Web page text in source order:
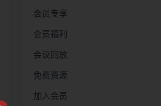
会员专享
会员福利
会议回放
免费资源
加入会员